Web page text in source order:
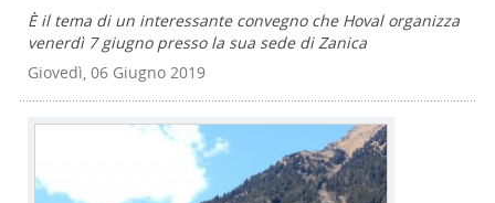
È il tema di un interessante convegno che Hoval organizza
venerdì 7 giugno presso la sua sede di Zanica
Giovedì, 06 Giugno 2019